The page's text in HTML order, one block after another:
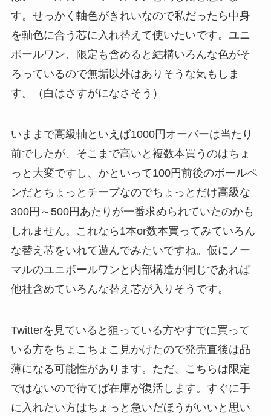
す。せっかく軸色がきれいなので私だったら中身
を軸色に合う芯に入れ替えて使いたいです。ユニ
ボールワン、限定も含めると結構いろんな色がそ
ろっているので無垢以外はありそうな気もしま
す。（白はさすがになさそう）
いままで高級軸といえば1000円オーバーは当たり
前でしたが、そこまで高いと複数本買うのはちょ
っと大変ですし、かといって100円前後のボールペ
ンだとちょっとチープなのでちょっとだけ高級な
300円～500円あたりが一番求められていたのかも
しれません。これなら1本or数本買ってみていろん
な替え芯をいれて遊んでみたいですね。仮にノー
マルのユニボールワンと内部構造が同じであれば
他社含めていろんな替え芯が入りそうです。
Twitterを見ていると狙っている方やすでに買って
いる方をちょこちょこ見かけたので発売直後は品
薄になる可能性があります。ただ、こちらは限定
ではないので待てば在庫が復活します。すぐに手
に入れたい方はちょっと急いだほうがいいと思い